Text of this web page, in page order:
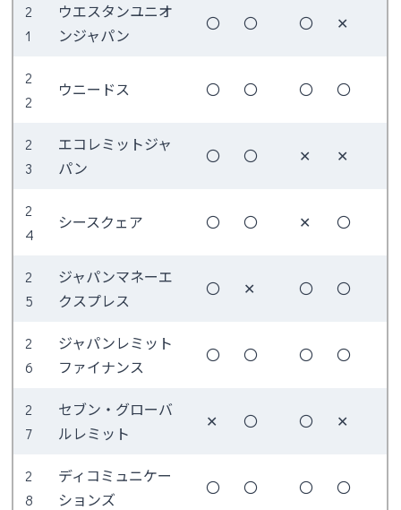
2
1
ウエスタンユニオ
ンジャパン
〇 〇 〇 ✕
2
2
ウニードス 〇 〇 〇 〇
2
3
エコレミットジャ
パン
〇 〇 ✕ ✕
2
4
シースクェア 〇 〇 ✕ 〇
2
5
ジャパンマネーエ
クスプレス
〇 ✕ 〇 〇
2
6
ジャパンレミット
ファイナンス
〇 〇 〇 〇
2
7
セブン・グローバ
ルレミット
✕ 〇 〇 ✕
2
8
ディコミュニケー
ションズ
〇 〇 〇 〇